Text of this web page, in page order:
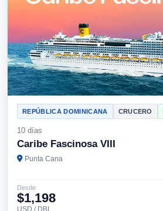
REPÚBLICA DOMINICANA CRUCERO
10 días
Caribe Fascinosa VIII
Punta Cana
Desde
$1,198
USD / DBL